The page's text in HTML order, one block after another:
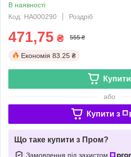
В наявності
Код: НА000290
Роздріб
471,75 ₴ 555 ₴
Економія 83.25 ₴
Купити
або
Купити з
Що таке купити з Пром?
Замовлення під захистом